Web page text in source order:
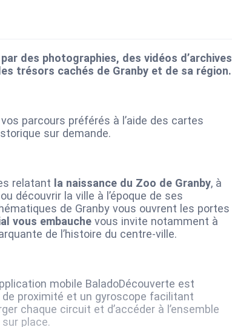
des photographies, des vidéos d’archives
trésors cachés de Granby et de sa région.
parcours préférés à l’aide des cartes
sur demande.
relatant la naissance du Zoo de Granby, à
découvrir la ville à l’époque de ses
de Granby vous ouvrent les portes
vous embauche vous invite notamment à
de l’histoire du centre-ville.
mobile BaladoDécouverte est
proximité et un gyroscope facilitant
chaque circuit et d’accéder à l’ensemble
place.